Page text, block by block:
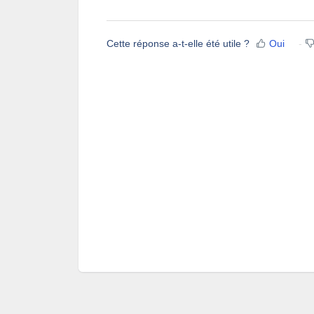
Cette réponse a-t-elle été utile ? Oui